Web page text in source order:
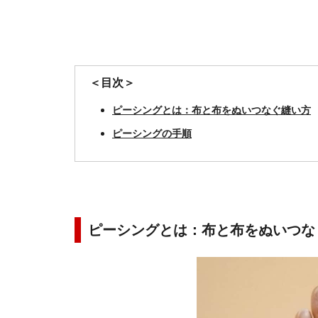
＜目次＞
ピーシングとは：布と布をぬいつなぐ縫い方
ピーシングの手順
ピーシングとは：布と布をぬいつ